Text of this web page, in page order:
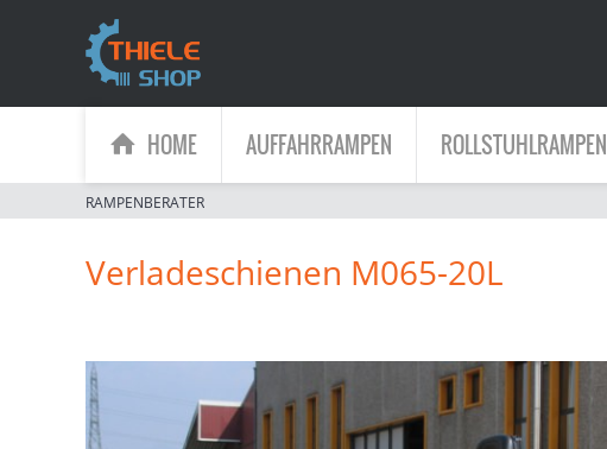
HOME AUFFAHRRAMPEN ROLLSTUHLRAMPEN
RAMPENBERATER
Verladeschienen M065-20L